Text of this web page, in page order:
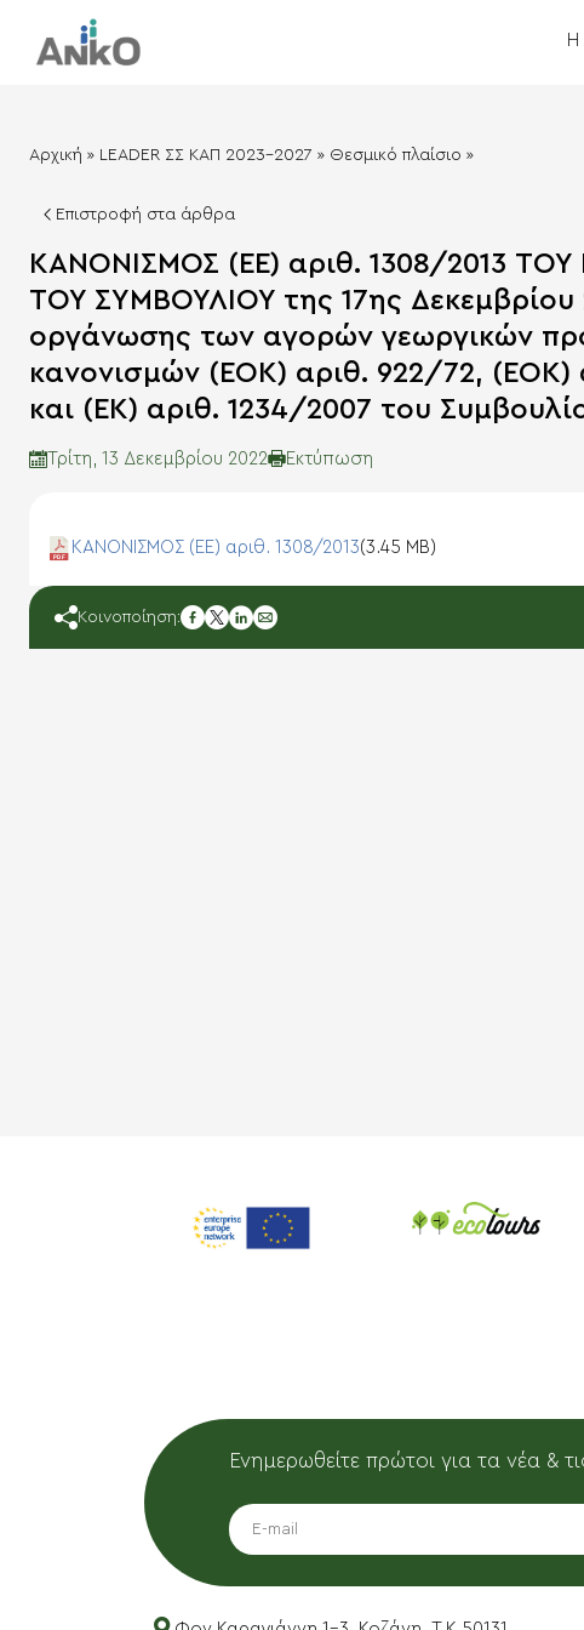
Η
Αρχική » LEADER ΣΣ ΚΑΠ 2023-2027 » Θεσμικό πλαίσιο »
Επιστροφή στα άρθρα
ΚΑΝΟΝΙΣΜΟΣ (ΕΕ) αριθ. 1308/2013
ΤΟΥ ΣΥΜΒΟΥΛΙΟΥ της 17ης Δεκεμβρίου
οργάνωσης των αγορών γεωργικών
κανονισμών (ΕΟΚ) αριθ. 922/72, (ΕΟΚ)
και (ΕΚ) αριθ. 1234/2007 του
Τρίτη, 13 Δεκεμβρίου 2022 Eκτύπωση
ΚΑΝΟΝΙΣΜΟΣ (ΕΕ) αριθ. 1308/2013(3.45 MB)
Κοινοποίηση: facebook
twitter
linkedin
mail
Ενημερωθείτε πρώτοι για τα νέα &
EMAIL